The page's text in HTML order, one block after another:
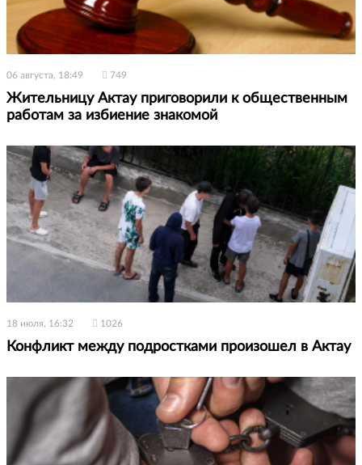
06 августа, 18:49 749
Жительницу Актау приговорили к общественным
работам за избиение знакомой
18 июля, 16:32 1026
Конфликт между подростками произошел в Актау